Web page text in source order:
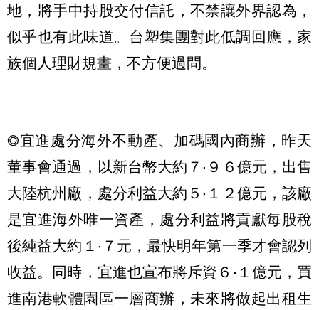
地，將手中持股交付信託，不禁讓外界認為，
似乎也有此味道。台塑集團對此低調回應，家
族個人理財規畫，不方便過問。
◎宜進處分海外不動產、加碼國內商辦，昨天
董事會通過，以新台幣大約７‧９６億元，出售
大陸杭州廠，處分利益大約５‧１２億元，該廠
是宜進海外唯一資產，處分利益將貢獻每股稅
後純益大約１‧７元，最快明年第一季才會認列
收益。同時，宜進也宣布將斥資６‧１億元，買
進南港軟體園區一層商辦，未來將做起出租生